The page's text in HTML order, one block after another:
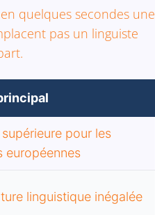
quelques secondes une
pas un linguiste
pour les
européennes
linguistique inégalée